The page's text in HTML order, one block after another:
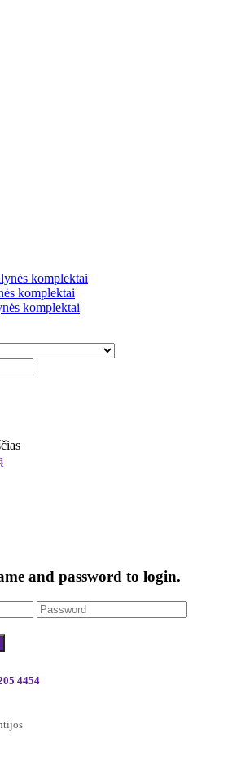
komplektai
komplektai
komplektai
and password to login.
4454